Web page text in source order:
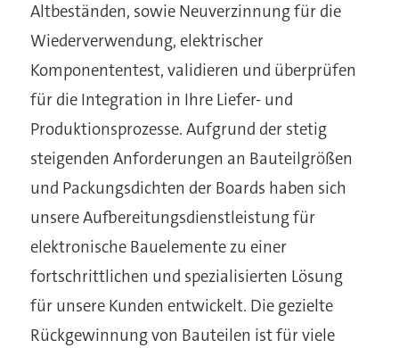
Altbeständen, sowie Neuverzinnung für die
Wiederverwendung, elektrischer
Komponententest, validieren und überprüfen
für die Integration in Ihre Liefer- und
Produktionsprozesse. Aufgrund der stetig
steigenden Anforderungen an Bauteilgrößen
und Packungsdichten der Boards haben sich
unsere Aufbereitungsdienstleistung für
elektronische Bauelemente zu einer
fortschrittlichen und spezialisierten Lösung
für unsere Kunden entwickelt. Die gezielte
Rückgewinnung von Bauteilen ist für viele